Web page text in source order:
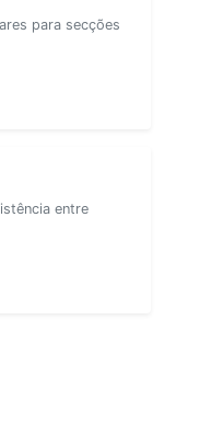
para secções
entre